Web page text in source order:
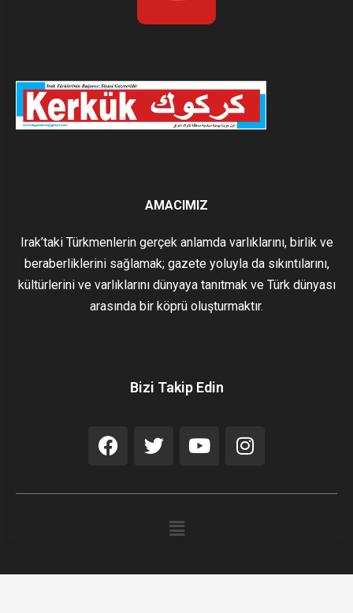
AMACIMIZ
Irak’taki Türkmenlerin gerçek anlamda varlıklarını, birlik ve
beraberliklerini sağlamak; gazete yoluyla da sıkıntılarını,
kültürlerini ve varlıklarını dünyaya tanıtmak ve Türk dünyası
arasında bir köprü oluşturmaktır.
Bizi Takip Edin